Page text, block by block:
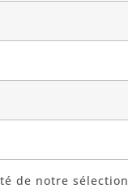
de notre sélection